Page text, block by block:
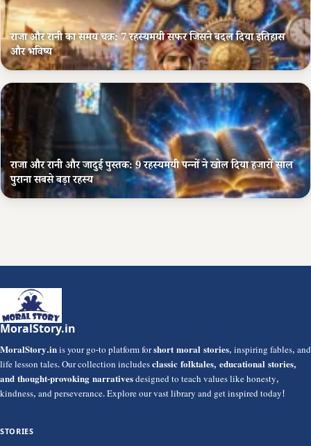
राजा और रानी का समय चक्र: 7 रहस्यमयी सफर जिसने बदल दिया इतिहास
और भविष्य
राजा और रानी और जादुई पुस्तक: 9 रहस्यमयी पन्नों ने खोल दिया हजारों साल
पुराना सबसे बड़ा रहस्य
MoralStory.in
MoralStory.inis your go-to platform forshort moral stories, inspiring fables, and
life lesson tales. Our collection includesclassic folktales, educational stories,
and thought-provoking narrativesdesigned to teach values like honesty,
kindness, and perseverance. Explore our vast library and get inspired today!
STORIES